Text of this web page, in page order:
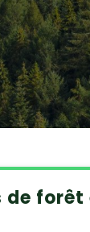
de forêt